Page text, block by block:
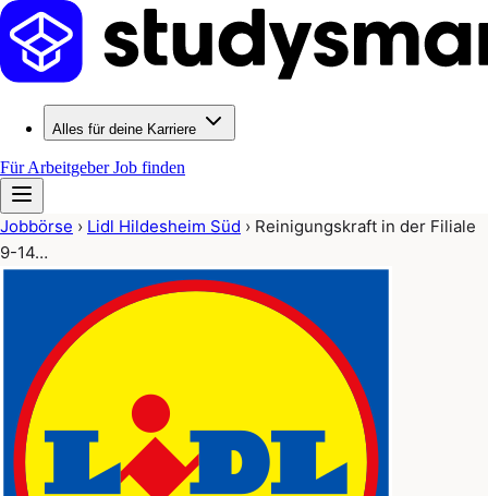
Alles für deine Karriere
Für ArbeitgeberJob finden
Jobbörse › Lidl Hildesheim Süd › Reinigungskraft in der Filiale
9-14…